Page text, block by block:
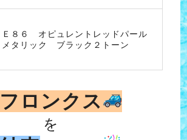
Ｅ８６ オピュレントレッドパール
メタリック ブラック２トーン
フロンクス
を